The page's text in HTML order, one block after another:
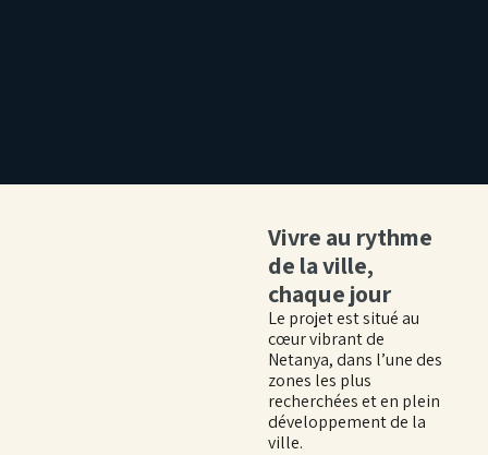
Vivre au rythme
de la ville,
chaque jour
Le projet est situé au
cœur vibrant de
Netanya, dans l’une des
zones les plus
recherchées et en plein
développement de la
ville.